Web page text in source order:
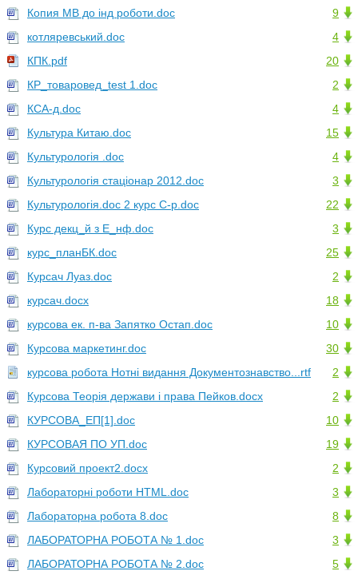
9
Копия МВ до інд роботи.doc
4
котляревський.doc
20
КПК.pdf
2
КР_товаровед_test 1.doc
4
КСА-д.doc
15
Культура Китаю.doc
4
Культурологія .doc
3
Культурологія стаціонар 2012.doc
22
Культурологія.doc 2 курс С-р.doc
3
Курс декц_й з Е_нф.doc
25
курс_планБК.doc
2
Курсач Луаз.doc
18
курсач.docx
10
курсова ек. п-ва Запятко Остап.doc
30
Курсова маркетинг.doc
2
курсова робота Нотні видання Документознавство...rtf
2
Курсова Теорія держави і права Пейков.docx
10
КУРСОВА_ЕП[1].doc
19
КУРСОВАЯ ПО УП.doc
2
Курсовий проект2.docx
3
Лабораторні роботи HTML.doc
8
Лабораторна робота 8.doc
3
ЛАБОРАТОРНА РОБОТА № 1.doc
5
ЛАБОРАТОРНА РОБОТА № 2.doc